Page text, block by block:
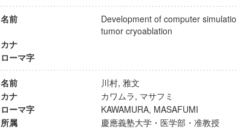
名前
Development of computer
tumor cryoablation
カナ
ローマ字
名前
川村, 雅文
カナ
カワムラ, マサフミ
ローマ字
KAWAMURA, MASAFUMI
所属
慶應義塾大学・医学部・准教授